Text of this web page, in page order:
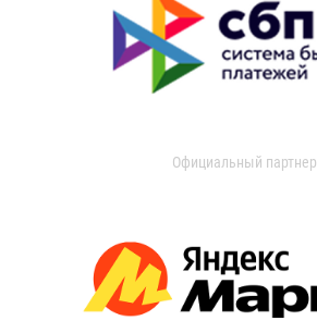
Официальный партнер